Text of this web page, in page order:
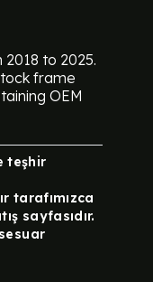
to 2025.
frame
OEM
teşhir
tarafımızca
sayfasıdır.